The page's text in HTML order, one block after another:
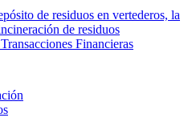
de residuos en vertederos, la
de residuos
Financieras